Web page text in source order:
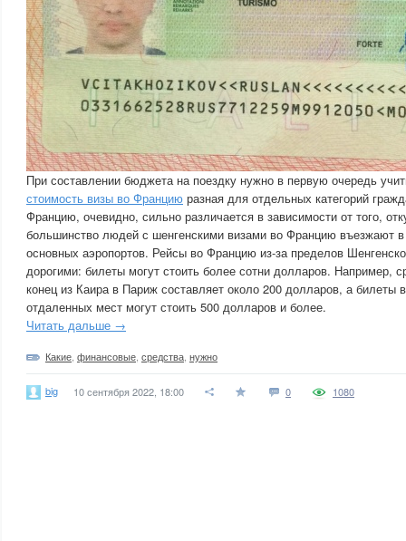
При составлении бюджета на поездку нужно в первую очередь
стоимость визы во Францию разная для отдельных категорий
Францию, очевидно, сильно различается в зависимости от того,
большинство людей с шенгенскими визами во Францию ​​въезжают в
основных аэропортов. Рейсы во Францию ​​из-за пределов
дорогими: билеты могут стоить более сотни долларов. Например,
конец из Каира в Париж составляет около 200 долларов, а билеты
отдаленных мест могут стоить 500 долларов и более.
Читать дальше →
Какие финансовые средства нужно
big 10 сентября 2022, 18:00 0 1080